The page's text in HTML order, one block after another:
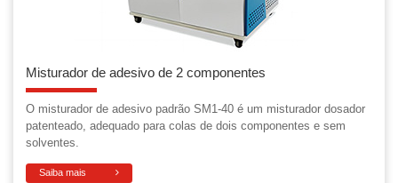
Misturador de adesivo de 2 componentes
O misturador de adesivo padrão SM1-40 é um misturador dosador
patenteado, adequado para colas de dois componentes e sem
solventes.
Saiba mais